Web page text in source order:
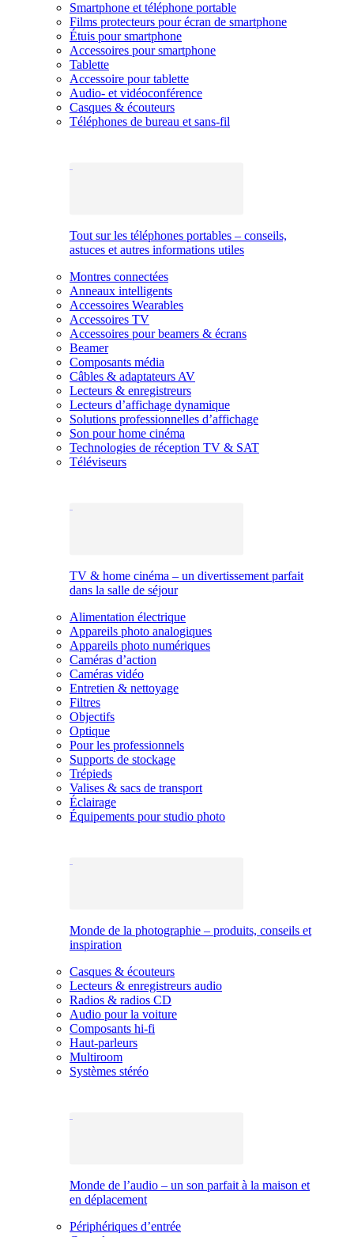
Smartphone et téléphone portable
Films protecteurs pour écran de smartphone
Étuis pour smartphone
Accessoires pour smartphone
Tablette
Accessoire pour tablette
Audio- et vidéoconférence
Casques & écouteurs
Téléphones de bureau et sans-fil
Tout sur les téléphones portables – conseils,
astuces et autres informations utiles
Montres connectées
Anneaux intelligents
Accessoires Wearables
Accessoires TV
Accessoires pour beamers & écrans
Beamer
Composants média
Câbles & adaptateurs AV
Lecteurs & enregistreurs
Lecteurs d’affichage dynamique
Solutions professionnelles d’affichage
Son pour home cinéma
Technologies de réception TV & SAT
Téléviseurs
TV & home cinéma – un divertissement parfait
dans la salle de séjour
Alimentation électrique
Appareils photo analogiques
Appareils photo numériques
Caméras d’action
Caméras vidéo
Entretien & nettoyage
Filtres
Objectifs
Optique
Pour les professionnels
Supports de stockage
Trépieds
Valises & sacs de transport
Éclairage
Équipements pour studio photo
Monde de la photographie – produits, conseils et
inspiration
Casques & écouteurs
Lecteurs & enregistreurs audio
Radios & radios CD
Audio pour la voiture
Composants hi-fi
Haut-parleurs
Multiroom
Systèmes stéréo
Monde de l’audio – un son parfait à la maison et
en déplacement
Périphériques d’entrée